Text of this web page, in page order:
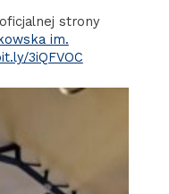
strony
im.
3iQFVOC